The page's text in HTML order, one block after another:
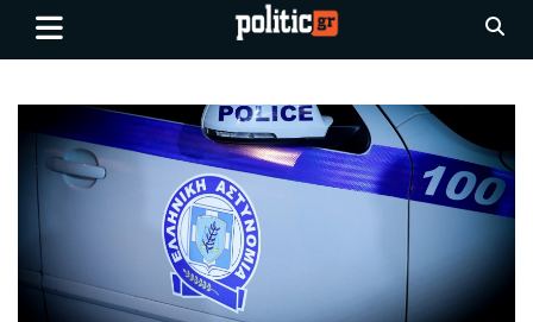
Skip
Ειδήσεις απο τη
Θεσσαλονίκη, την Ελλάδα και
όλο τον Κόσμο
politic.gr